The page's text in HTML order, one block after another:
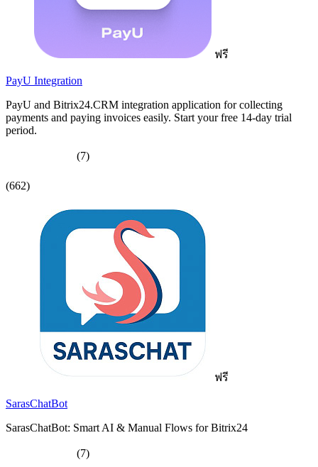
ฟรี
PayU Integration
PayU and Bitrix24.CRM integration application for collecting
payments and paying invoices easily. Start your free 14-day trial
period.
(7)
(662)
ฟรี
SarasChatBot
SarasChatBot: Smart AI & Manual Flows for Bitrix24
(7)